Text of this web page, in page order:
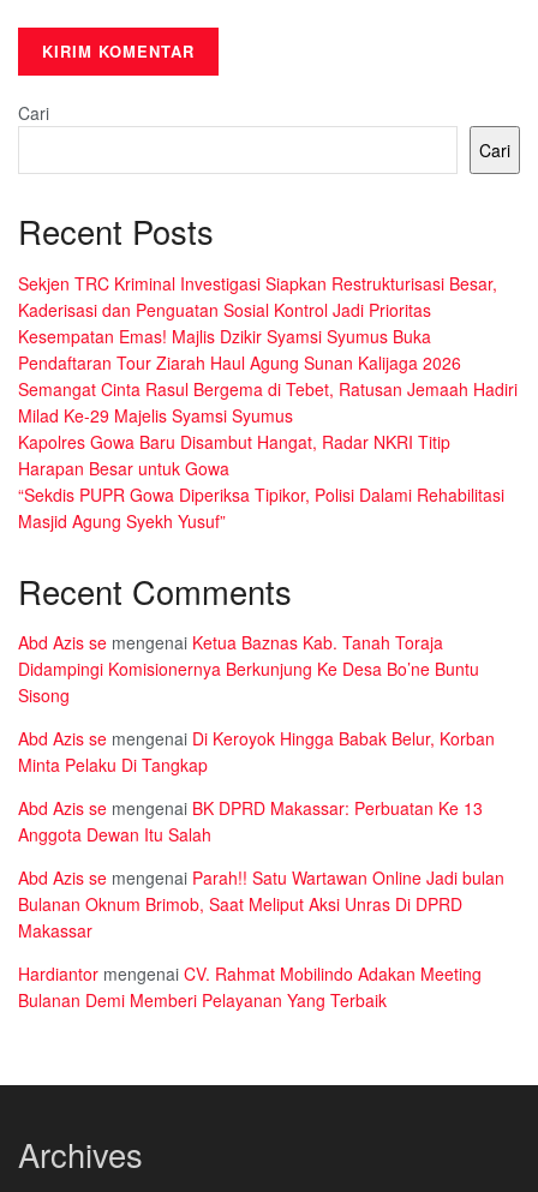
Cari
Cari
Recent Posts
Sekjen TRC Kriminal Investigasi Siapkan Restrukturisasi Besar,
Kaderisasi dan Penguatan Sosial Kontrol Jadi Prioritas
Kesempatan Emas! Majlis Dzikir Syamsi Syumus Buka
Pendaftaran Tour Ziarah Haul Agung Sunan Kalijaga 2026
Semangat Cinta Rasul Bergema di Tebet, Ratusan Jemaah Hadiri
Milad Ke-29 Majelis Syamsi Syumus
Kapolres Gowa Baru Disambut Hangat, Radar NKRI Titip
Harapan Besar untuk Gowa
“Sekdis PUPR Gowa Diperiksa Tipikor, Polisi Dalami Rehabilitasi
Masjid Agung Syekh Yusuf”
Recent Comments
Abd Azis se mengenai Ketua Baznas Kab. Tanah Toraja
Didampingi Komisionernya Berkunjung Ke Desa Bo’ne Buntu
Sisong
Abd Azis se mengenai Di Keroyok Hingga Babak Belur, Korban
Minta Pelaku Di Tangkap
Abd Azis se mengenai BK DPRD Makassar: Perbuatan Ke 13
Anggota Dewan Itu Salah
Abd Azis se mengenai Parah!! Satu Wartawan Online Jadi bulan
Bulanan Oknum Brimob, Saat Meliput Aksi Unras Di DPRD
Makassar
Hardiantor mengenai CV. Rahmat Mobilindo Adakan Meeting
Bulanan Demi Memberi Pelayanan Yang Terbaik
Archives